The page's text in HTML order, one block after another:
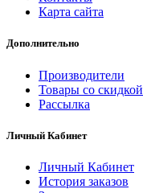
Карта сайта
Дополнительно
Производители
Товары со скидкой
Рассылка
Личный Кабинет
Личный Кабинет
История заказов